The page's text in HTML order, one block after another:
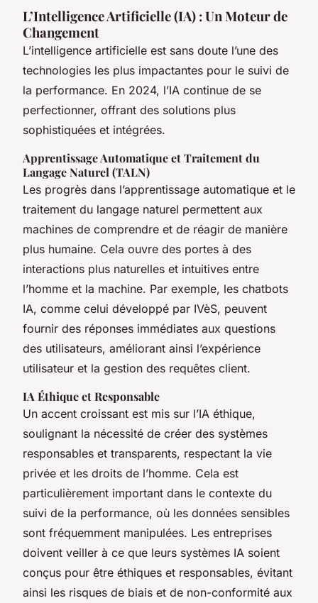
L’Intelligence Artificielle (IA) : Un Moteur de
Changement
L’intelligence artificielle est sans doute l’une des
technologies les plus impactantes pour le suivi de
la performance. En 2024, l’IA continue de se
perfectionner, offrant des solutions plus
sophistiquées et intégrées.
Apprentissage Automatique et Traitement du
Langage Naturel (TALN)
Les progrès dans l’apprentissage automatique et le
traitement du langage naturel permettent aux
machines de comprendre et de réagir de manière
plus humaine. Cela ouvre des portes à des
interactions plus naturelles et intuitives entre
l’homme et la machine. Par exemple, les chatbots
IA, comme celui développé par IVèS, peuvent
fournir des réponses immédiates aux questions
des utilisateurs, améliorant ainsi l’expérience
utilisateur et la gestion des requêtes client.
IA Éthique et Responsable
Un accent croissant est mis sur l’IA éthique,
soulignant la nécessité de créer des systèmes
responsables et transparents, respectant la vie
privée et les droits de l’homme. Cela est
particulièrement important dans le contexte du
suivi de la performance, où les données sensibles
sont fréquemment manipulées. Les entreprises
doivent veiller à ce que leurs systèmes IA soient
conçus pour être éthiques et responsables, évitant
ainsi les risques de biais et de non-conformité aux